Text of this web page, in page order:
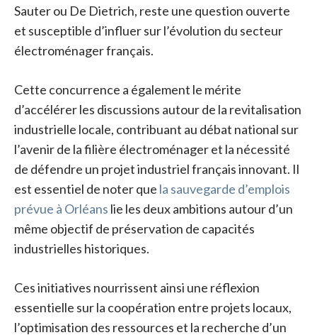
Sauter ou De Dietrich, reste une question ouverte
et susceptible d’influer sur l’évolution du secteur
électroménager français.
Cette concurrence a également le mérite
d’accélérer les discussions autour de la revitalisation
industrielle locale, contribuant au débat national sur
l’avenir de la filière électroménager et la nécessité
de défendre un projet industriel français innovant. Il
est essentiel de noter que la sauvegarde d’emplois
prévue à Orléans lie les deux ambitions autour d’un
même objectif de préservation de capacités
industrielles historiques.
Ces initiatives nourrissent ainsi une réflexion
essentielle sur la coopération entre projets locaux,
l’optimisation des ressources et la recherche d’un